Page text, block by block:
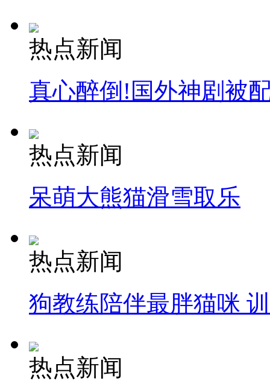
司机酒驾遇交警 急速倒车逃窜
热点新闻
真心醉倒!国外神剧被
热点新闻
呆萌大熊猫滑雪取乐
热点新闻
狗教练陪伴最胖猫咪
热点新闻